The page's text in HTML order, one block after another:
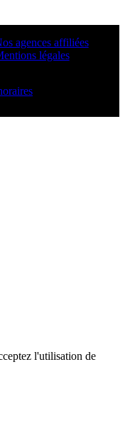
agences affiliées
légales
l'utilisation de